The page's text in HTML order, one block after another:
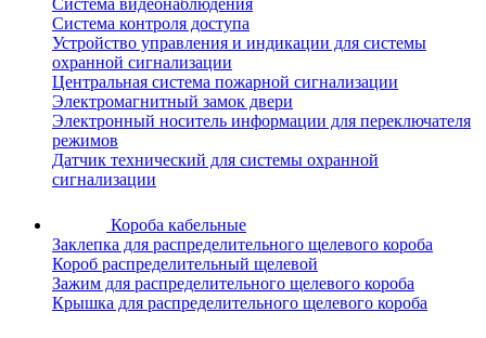
Система видеонаблюдения
Система контроля доступа
Устройство управления и индикации для системы
охранной сигнализации
Центральная система пожарной сигнализации
Электромагнитный замок двери
Электронный носитель информации для переключателя
режимов
Датчик технический для системы охранной
сигнализации
Короба кабельные
Заклепка для распределительного щелевого короба
Короб распределительный щелевой
Зажим для распределительного щелевого короба
Крышка для распределительного щелевого короба